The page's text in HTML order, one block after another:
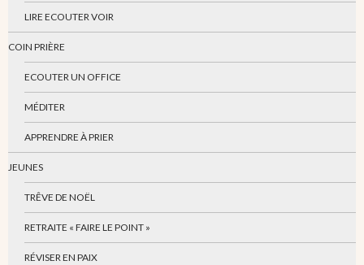
LIRE ECOUTER VOIR
COIN PRIÈRE
ECOUTER UN OFFICE
MÉDITER
APPRENDRE À PRIER
JEUNES
TRÊVE DE NOËL
RETRAITE « FAIRE LE POINT »
RÉVISER EN PAIX